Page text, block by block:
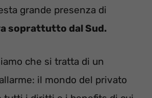
grande presenza di
soprattutto dal Sud.
che si tratta di un
il mondo del privato